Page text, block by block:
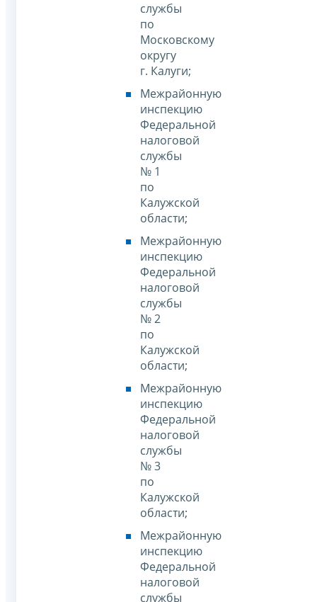
службы
по
Московскому
округу
г. Калуги;
Межрайонную
инспекцию
Федеральной
налоговой
службы
№ 1
по
Калужской
области;
Межрайонную
инспекцию
Федеральной
налоговой
службы
№ 2
по
Калужской
области;
Межрайонную
инспекцию
Федеральной
налоговой
службы
№ 3
по
Калужской
области;
Межрайонную
инспекцию
Федеральной
налоговой
службы